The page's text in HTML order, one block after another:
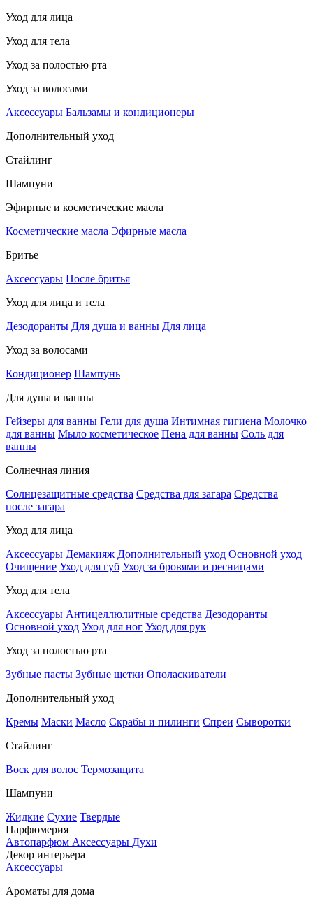
Уход для лица
Уход для тела
Уход за полостью рта
Уход за волосами
Аксессуары Бальзамы и кондиционеры
Дополнительный уход
Стайлинг
Шампуни
Эфирные и косметические масла
Косметические масла Эфирные масла
Бритье
Аксессуары После бритья
Уход для лица и тела
Дезодоранты Для душа и ванны Для лица
Уход за волосами
Кондиционер Шампунь
Для душа и ванны
Гейзеры для ванны Гели для душа Интимная гигиена Молочко
для ванны Мыло косметическое Пена для ванны Соль для
ванны
Солнечная линия
Солнцезащитные средства Средства для загара Средства
после загара
Уход для лица
Аксессуары Демакияж Дополнительный уход Основной уход
Очищение Уход для губ Уход за бровями и ресницами
Уход для тела
Аксессуары Антицеллюлитные средства Дезодоранты
Основной уход Уход для ног Уход для рук
Уход за полостью рта
Зубные пасты Зубные щетки Ополаскиватели
Дополнительный уход
Кремы Маски Масло Скрабы и пилинги Спреи Сыворотки
Стайлинг
Воск для волос Термозащита
Шампуни
Жидкие Сухие Твердые
Парфюмерия
Автопарфюм Аксессуары Духи
Декор интерьера
Аксессуары
Ароматы для дома